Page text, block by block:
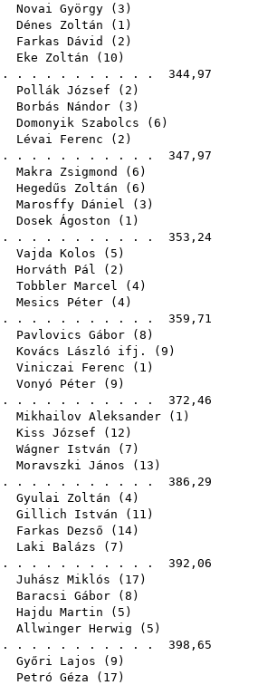
Novai György ( 3 )
Dénes Zoltán ( 1 )
Farkas Dávid
( 2 )
Eke Zoltán ( 10 )
. . . . . . . . . . . 344,97
Pollák József ( 2 )
Borbás Nándor ( 3 )
Domonyik Szabolcs ( 6 )
Lévai Ferenc ( 2 )
. . . . . . . . . . . 347,97
Makra Zsigmond
( 6 )
Hegedűs Zoltán ( 6 )
Marosffy Dániel ( 3 )
Dosek Ágoston ( 1 )
. . . . . . . . . . . 353,24
Vajda Kolos ( 5 )
Horváth Pál ( 2 )
Tobbler Marcel ( 4)
Mesics Péter ( 4)
. . . . . . . . . . . 359,71
Pavlovics Gábor ( 8 )
Kovács László ifj.
( 9 )
Viniczai Ferenc ( 1 )
Vonyó Péter ( 9 )
. . . . . . . . . . . 372,46
Mikhailov Aleksander ( 1 )
Kiss József ( 12 )
Wágner István ( 7 )
Moravszki János ( 13 )
. . . . . . . . . . . 386,29
Gyulai Zoltán ( 4)
Gillich István ( 11 )
Farkas Dezső ( 14)
Laki Balázs ( 7 )
. . . . . . . . . . . 392,06
Juhász Miklós ( 17 )
Baracsi Gábor ( 8 )
Hajdu Martin ( 5 )
Allwinger Herwig ( 5 )
. . . . . . . . . . . 398,65
Győri Lajos ( 9 )
Petró Géza ( 17 )